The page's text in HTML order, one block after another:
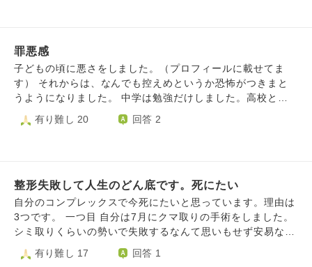
か、このまま頑張るかの2択だと思います。ですがどちらも
辛いです。どうなっても、何をしても辛い時は死んでもいい
と思うのですがどう思いますか？助かる方法なんてありませ
ん。 誰かが悲しむとかそう言った回答はいりません。死ぬ
と言う質問です。
罪悪感
子どもの頃に悪さをしました。（プロフィールに載せてま
す） それからは、なんでも控えめというか恐怖がつきまと
うようになりました。 中学は勉強だけしました。高校と大
学は人（特に女性）恐怖症になりました。大人になってから
は子どもが怖くなりました。 福祉専門職の国家資格を取得
て、何か歩みが止まる感覚があり苦しんでいます。 この罪
意識を手放すことはできるのでしょうか？
有り難し 20 回答 2
整形失敗して人生のどん底です。死にたい
自分のコンプレックスで今死にたいと思っています。理由は
3つです。 一つ目 自分は7月にクマ取りの手術をしました。
シミ取りくらいの勢いで失敗するなんて思いもせず安易な気
持ちでやってしまいました。すると、目の下が窪んだように
なり、老けて見えるようになってしまったのです。完全に失
有り難し 17 回答 1